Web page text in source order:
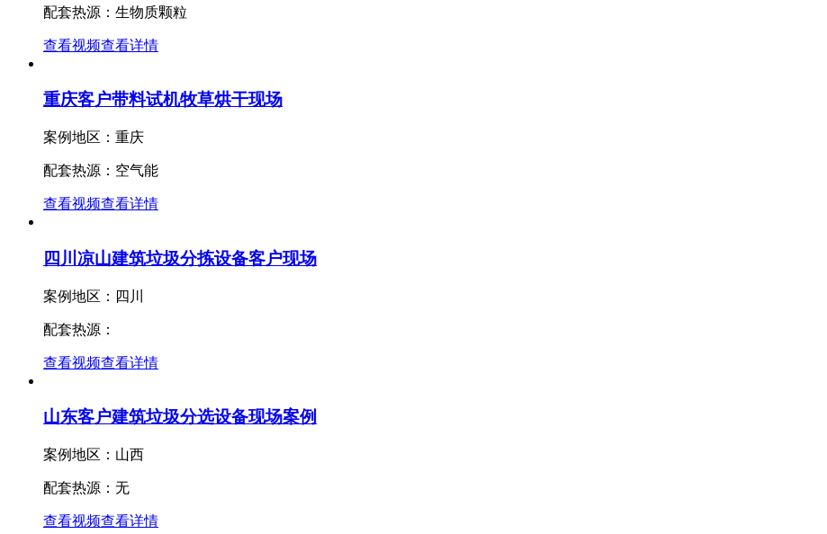
配套热源：生物质颗粒
查看视频查看详情
重庆客户带料试机牧草烘干现场
案例地区：重庆
配套热源：空气能
查看视频查看详情
四川凉山建筑垃圾分拣设备客户现场
案例地区：四川
配套热源：
查看视频查看详情
山东客户建筑垃圾分选设备现场案例
案例地区：山西
配套热源：无
查看视频查看详情